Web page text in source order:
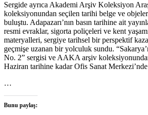
Sergide ayrıca Akademi Arşiv Koleksiyon
koleksiyonundan seçilen tarihi belge ve
buluştu. Adapazarı’nın basın tarihine ait
resmi evraklar, sigorta poliçeleri ve kent
materyalleri, sergiye tarihsel bir perspektif
geçmişe uzanan bir yolculuk sundu.
No. 2” sergisi ve AAKA arşiv
Haziran tarihine kadar Ofis Sanat
…
Bunu paylaş: